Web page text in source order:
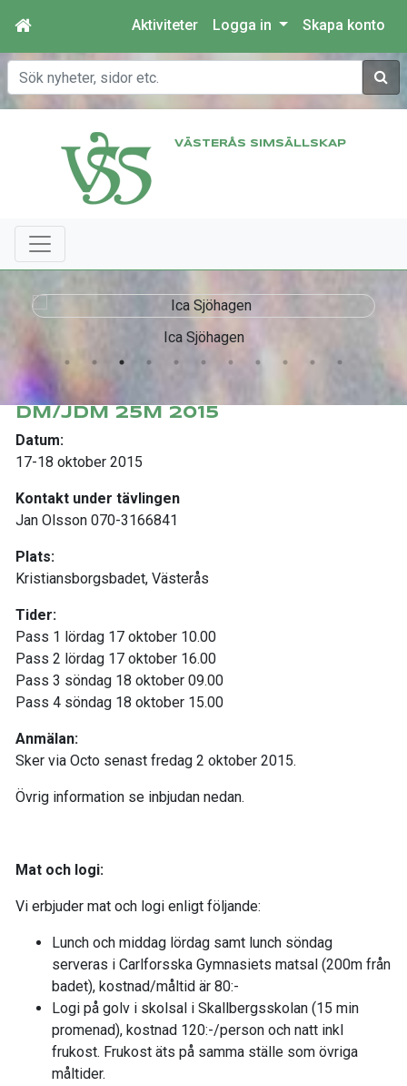
Aktiviteter Logga in Skapa konto
Sök
VÄSTERÅS SIMSÄLLSKAP
Ica Sjöhagen
DM/JDM 25M 2015
Datum:
17-18 oktober 2015
Kontakt under tävlingen
Jan Olsson 070-3166841
Plats:
Kristiansborgsbadet, Västerås
Tider:
Pass 1 lördag 17 oktober 10.00
Pass 2 lördag 17 oktober 16.00
Pass 3 söndag 18 oktober 09.00
Pass 4 söndag 18 oktober 15.00
Anmälan:
Sker via Octo senast fredag 2 oktober 2015.
Övrig information se inbjudan nedan.
Mat och logi:
Vi erbjuder mat och logi enligt följande:
Lunch och middag lördag samt lunch söndag
serveras i Carlforsska Gymnasiets matsal (200m från
badet), kostnad/måltid är 80:-
Logi på golv i skolsal i Skallbergsskolan (15 min
promenad), kostnad 120:-/person och natt inkl
frukost. Frukost äts på samma ställe som övriga
måltider.